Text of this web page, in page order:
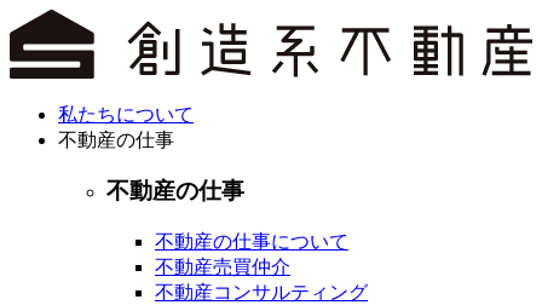
私たちについて
不動産の仕事
不動産の仕事
不動産の仕事について
不動産売買仲介
不動産コンサルティング